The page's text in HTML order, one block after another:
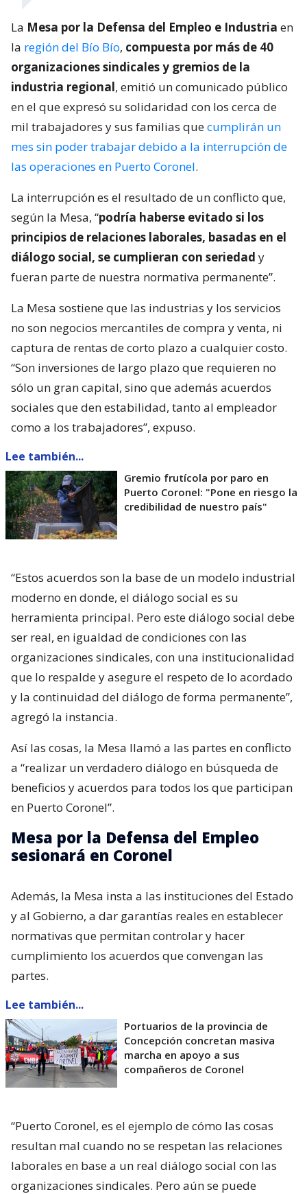
La Mesa por la Defensa del Empleo e Industria en
la región del Bío Bío, compuesta por más de 40
organizaciones sindicales y gremios de la
industria regional, emitió un comunicado público
en el que expresó su solidaridad con los cerca de
mil trabajadores y sus familias quecumplirán un
mes sin poder trabajar debido a la interrupción de
las operaciones en Puerto Coronel.
La interrupción es el resultado de un conflicto que,
según la Mesa, “podría haberse evitado si los
principios de relaciones laborales, basadas en el
diálogo social, se cumplieran con seriedad y
fueran parte de nuestra normativa permanente”.
La Mesa sostiene que las industrias y los servicios
no son negocios mercantiles de compra y venta, ni
captura de rentas de corto plazo a cualquier costo.
“Son inversiones de largo plazo que requieren no
sólo un gran capital, sino que además acuerdos
sociales que den estabilidad, tanto al empleador
como a los trabajadores”, expuso.
Lee también...
Gremio frutícola por paro en
Puerto Coronel: "Pone en riesgo la
credibilidad de nuestro país"
“Estos acuerdos son la base de un modelo industrial
moderno en donde, el diálogo social es su
herramienta principal. Pero este diálogo social debe
ser real, en igualdad de condiciones con las
organizaciones sindicales, con una institucionalidad
que lo respalde y asegure el respeto de lo acordado
y la continuidad del diálogo de forma permanente”,
agregó la instancia.
Así las cosas, la Mesa llamó a las partes en conflicto
a “realizar un verdadero diálogo en búsqueda de
beneficios y acuerdos para todos los que participan
en Puerto Coronel”.
Mesa por la Defensa del Empleo
sesionará en Coronel
Además, la Mesa insta a las instituciones del Estado
y al Gobierno, a dar garantías reales en establecer
normativas que permitan controlar y hacer
cumplimiento los acuerdos que convengan las
partes.
Lee también...
Portuarios de la provincia de
Concepción concretan masiva
marcha en apoyo a sus
compañeros de Coronel
“Puerto Coronel, es el ejemplo de cómo las cosas
resultan mal cuando no se respetan las relaciones
laborales en base a un real diálogo social con las
organizaciones sindicales. Pero aún se puede